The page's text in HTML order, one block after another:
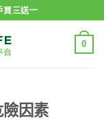
買三送一
0
因素